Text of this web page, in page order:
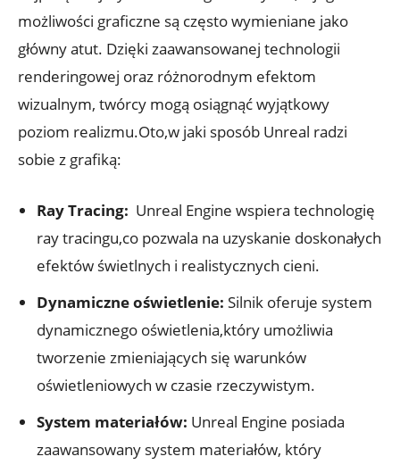
‌możliwości graficzne są często wymieniane⁤ jako
główny atut.​ Dzięki‍ zaawansowanej​ technologii
renderingowej oraz różnorodnym efektom
wizualnym,‍ twórcy mogą osiągnąć wyjątkowy⁤
poziom realizmu.Oto,w jaki sposób ⁤Unreal radzi
sobie‌ z grafiką:
Ray Tracing: ​ Unreal​ Engine wspiera ⁤technologię
⁢ray tracingu,co ​pozwala ‍na uzyskanie ​doskonałych
⁢efektów świetlnych i‍ realistycznych cieni.
Dynamiczne oświetlenie: ⁣Silnik oferuje system
dynamicznego oświetlenia,który⁣ umożliwia
tworzenie​ zmieniających się warunków‍
oświetleniowych w czasie rzeczywistym.
System materiałów: Unreal ⁢Engine posiada
zaawansowany system materiałów, ‍który